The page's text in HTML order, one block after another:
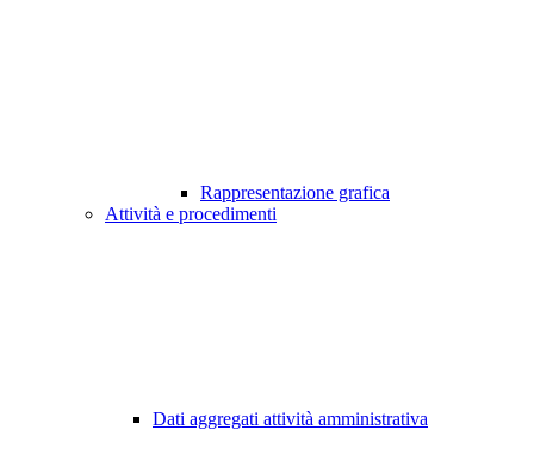
Rappresentazione grafica
Attività e procedimenti
Dati aggregati attività amministrativa